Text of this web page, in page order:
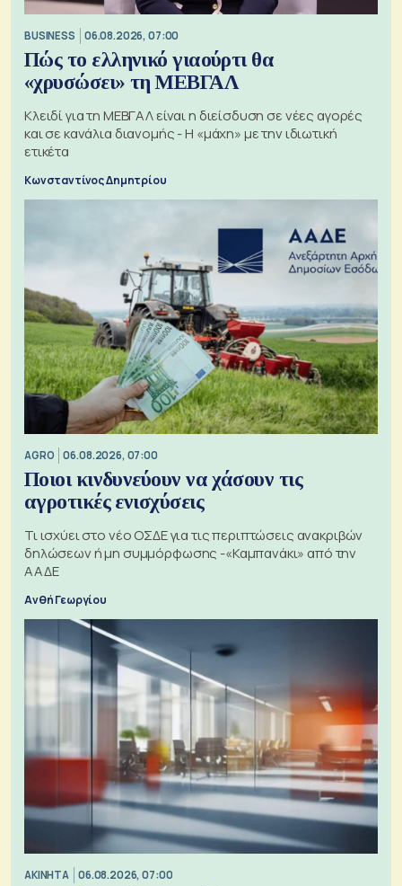
BUSINESS 06.08.2026, 07:00
Πώς το ελληνικό γιαούρτι θα
«χρυσώσει» τη ΜΕΒΓΑΛ
Κλειδί για τη ΜΕΒΓΑΛ είναι η διείσδυση σε νέες αγορές
και σε κανάλια διανομής - Η «μάχη» με την ιδιωτική
ετικέτα
Κωνσταντίνος Δημητρίου
AGRO 06.08.2026, 07:00
Ποιοι κινδυνεύουν να χάσουν τις
αγροτικές ενισχύσεις
Τι ισχύει στο νέο ΟΣΔΕ για τις περιπτώσεις ανακριβών
δηλώσεων ή μη συμμόρφωσης -«Καμπανάκι» από την
ΑΑΔΕ
Ανθή Γεωργίου
ΑΚΙΝΗΤΑ 06.08.2026, 07:00